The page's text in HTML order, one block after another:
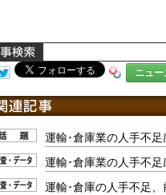
ニュ
運輸･倉庫業の人手不
運輸･倉庫業の人手不
運輸･倉庫の人手不足